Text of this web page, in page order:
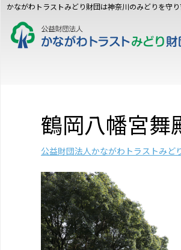
かながわトラストみどり財団は神奈川のみどりを守
鶴岡八幡宮舞
公益財団法人かながわトラストみど